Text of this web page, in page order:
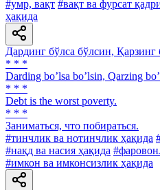
#умр, вақт #вақт ва фурсат
ҳақида
Дардинг бўлса бўлсин, Қарзинг
* * *
Darding boʼlsa boʼlsin, Qarzing
* * *
Debt is the worst poverty.
* * *
Заниматься, что побираться.
#тинчлик ва нотинчлик ҳақида
#нақд ва насия ҳақида
#имкон ва имконсизлик ҳақида